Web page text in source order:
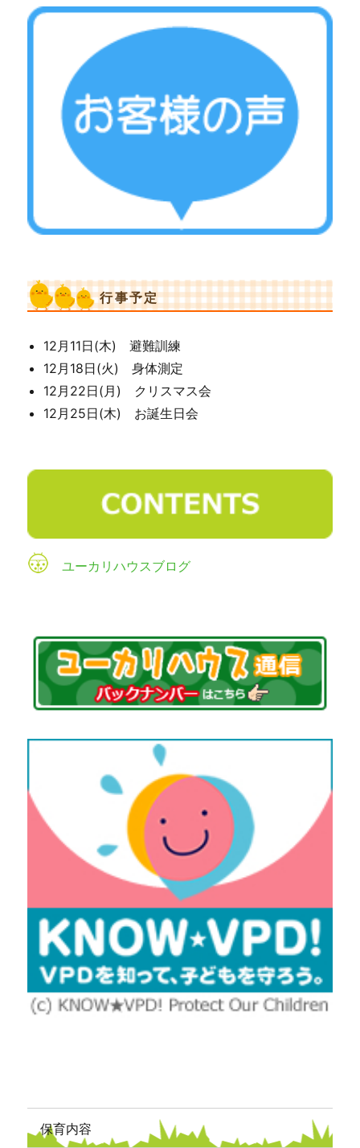
行事予定
12月11日(木) 避難訓練
12月18日(火) 身体測定
12月22日(月) クリスマス会
12月25日(木) お誕生日会
ユーカリハウスブログ
保育内容